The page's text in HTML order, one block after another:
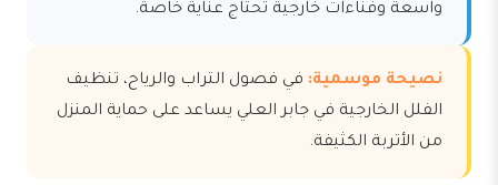
واسعة وفناءات خارجية تحتاج عناية خاصة.
نصيحة موسمية: في فصول التراب والرياح، تنظيف
الفلل الخارجية في جابر العلي يساعد على حماية المنزل
من الأتربة الكثيفة.